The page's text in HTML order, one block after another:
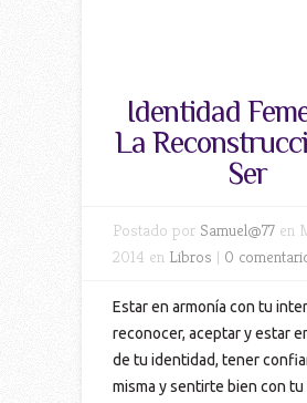
Identidad
La
Ser
Postado por Samuel@77 en
2014 en Libros | 0
Estar en armonía con tu
reconocer, aceptar y estar
de tu identidad, tener
misma y sentirte bien con tu